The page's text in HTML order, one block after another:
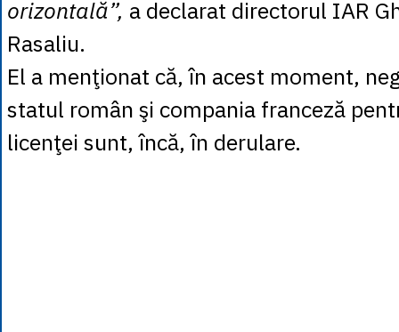
orizontală”, a declarat directorul IAR
Rasaliu.
El a menţionat că, în acest moment,
statul român şi compania franceză
licenţei sunt, încă, în derulare.